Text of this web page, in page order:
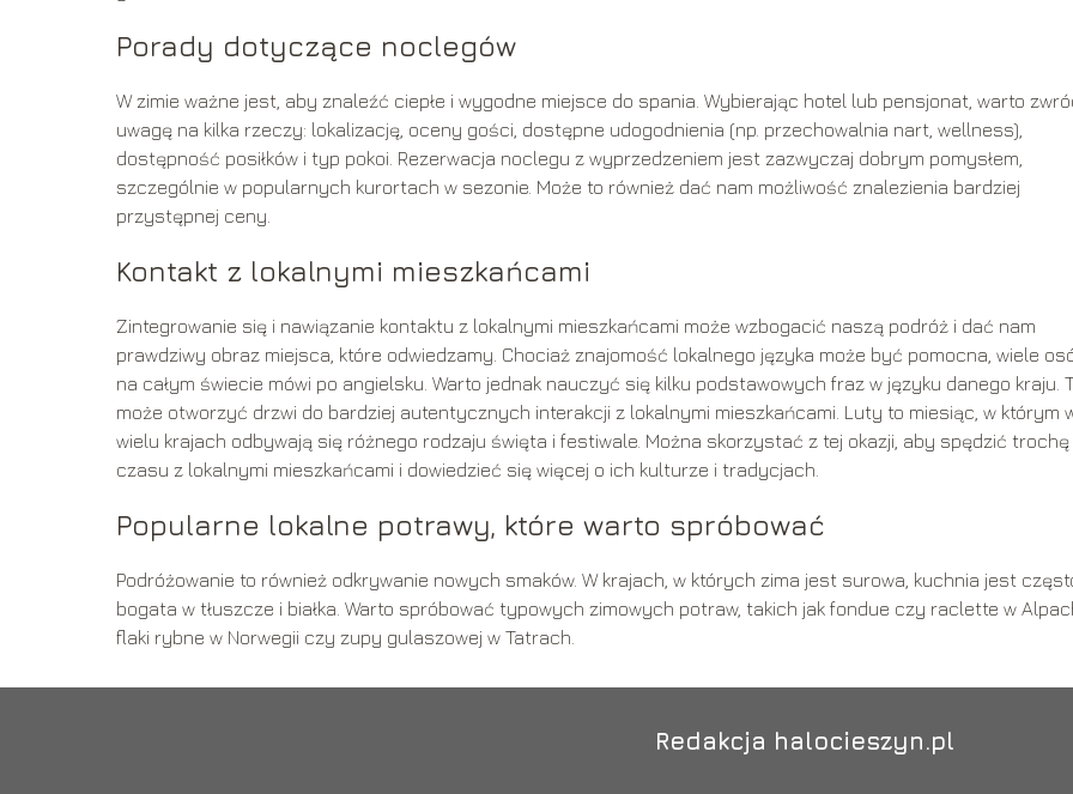
Porady dotyczące noclegów
W zimie ważne jest, aby znaleźć ciepłe i wygodne miejsce do spania. Wybierając hotel lub pensjonat, warto
uwagę na kilka rzeczy: lokalizację, oceny gości, dostępne udogodnienia (np. przechowalnia nart, wellness),
dostępność posiłków i typ pokoi. Rezerwacja noclegu z wyprzedzeniem jest zazwyczaj dobrym pomysłem,
szczególnie w popularnych kurortach w sezonie. Może to również dać nam możliwość znalezienia bardziej
przystępnej ceny.
Kontakt z lokalnymi mieszkańcami
Zintegrowanie się i nawiązanie kontaktu z lokalnymi mieszkańcami może wzbogacić naszą podróż i dać nam
prawdziwy obraz miejsca, które odwiedzamy. Chociaż znajomość lokalnego języka może być pomocna, wiele
na całym świecie mówi po angielsku. Warto jednak nauczyć się kilku podstawowych fraz w języku danego kraju.
może otworzyć drzwi do bardziej autentycznych interakcji z lokalnymi mieszkańcami. Luty to miesiąc, w którym
wielu krajach odbywają się różnego rodzaju święta i festiwale. Można skorzystać z tej okazji, aby spędzić trochę
czasu z lokalnymi mieszkańcami i dowiedzieć się więcej o ich kulturze i tradycjach.
Popularne lokalne potrawy, które warto spróbować
Podróżowanie to również odkrywanie nowych smaków. W krajach, w których zima jest surowa, kuchnia jest
bogata w tłuszcze i białka. Warto spróbować typowych zimowych potraw, takich jak fondue czy raclette w
flaki rybne w Norwegii czy zupy gulaszowej w Tatrach.
Redakcja halocieszyn.pl